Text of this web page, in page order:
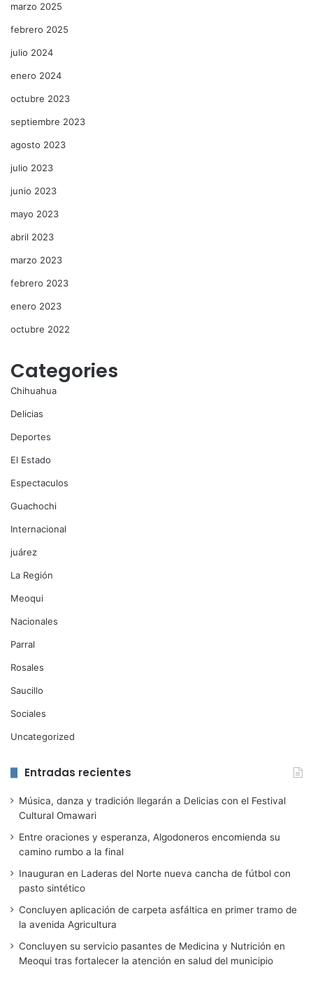
marzo 2025
febrero 2025
julio 2024
enero 2024
octubre 2023
septiembre 2023
agosto 2023
julio 2023
junio 2023
mayo 2023
abril 2023
marzo 2023
febrero 2023
enero 2023
octubre 2022
Categories
Chihuahua
Delicias
Deportes
El Estado
Espectaculos
Guachochi
Internacional
juárez
La Región
Meoqui
Nacionales
Parral
Rosales
Saucillo
Sociales
Uncategorized
Entradas recientes
Música, danza y tradición llegarán a Delicias con el Festival
Cultural Omawari
Entre oraciones y esperanza, Algodoneros encomienda su
camino rumbo a la final
Inauguran en Laderas del Norte nueva cancha de fútbol con
pasto sintético
Concluyen aplicación de carpeta asfáltica en primer tramo de
la avenida Agricultura
Concluyen su servicio pasantes de Medicina y Nutrición en
Meoqui tras fortalecer la atención en salud del municipio